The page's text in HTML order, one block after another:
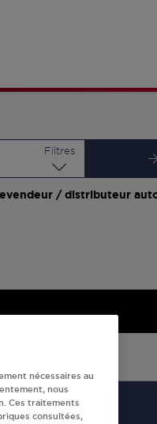
Filtres
/ distributeur
nécessaires au
nous
Ces traitements
consultées,